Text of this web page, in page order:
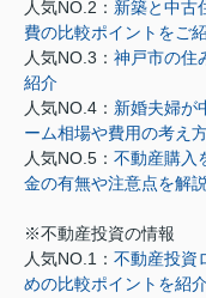
人気NO.2： 新築と中古
費の比較ポイントをご
人気NO.3： 神戸市の住
紹介
人気NO.4： 新婚夫婦が
ーム相場や費用の考え
人気NO.5： 不動産購入
金の有無や注意点を解
※不動産投資の情報
人気NO.1： 不動産投資
めの比較ポイントを紹